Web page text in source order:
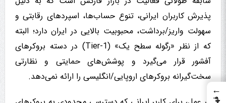
پذیرش کاربران ایرانی، تنوع حساب‌ها، اسپردهای رقابتی و
سهولت واریز/برداشت، محبوبیت بالایی در ایران دارد؛ البته
که از نظر «رگوله سطح یک» (Tier-1) در دسته بروکرهای
آفشور قرار می‌گیرد و پوشش‌های حمایتی و نظارتی
سخت‌گیرانه بروکرهای اروپایی/انگلیسی را ارائه نمی‌دهد.
←